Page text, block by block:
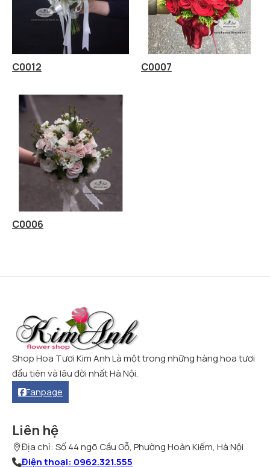
C0012 C0007
C0006
Shop Hoa Tươi Kim Anh Là một trong những hàng hoa tươi
đầu tiên và lâu đời nhất Hà Nội.
Fanpage
Liên hệ
Địa chỉ: Số 44 ngõ Cầu Gỗ, Phường Hoàn Kiếm, Hà Nội
Điện thoại: 0962.321.555